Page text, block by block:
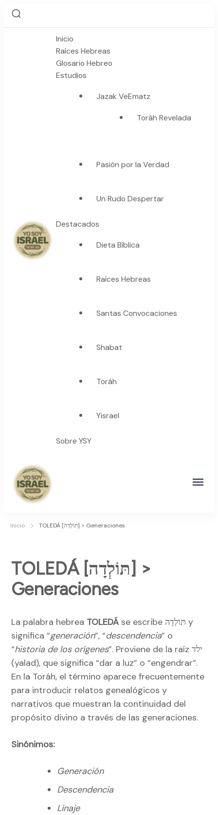
"La suma de tu palabra, es verdad"
Inicio
Raíces Hebreas
Glosario Hebreo
Estudios
Jazak VeEmatz
Toráh Revelada
Pasión por la Verdad
Un Rudo Despertar
Destacados
Dieta Bíblica
Raíces Hebreas
Santas Convocaciones
Shabat
Toráh
Yisrael
Sobre YSY
"La suma de tu palabra, es verdad"
Inicio TOLEDÁ [תּוֹלְדָה] > Generaciones
TOLEDÁ [תּוֹלְדָה] >
Generaciones
La palabra hebrea TOLEDÁ se escribe תּוֹלְדָה y
significa “generación”, “descendencia” o
“historia de los orígenes”. Proviene de la raíz ילד
(yalad), que significa “dar a luz” o “engendrar”.
En la Toráh, el término aparece frecuentemente
para introducir relatos genealógicos y
narrativos que muestran la continuidad del
propósito divino a través de las generaciones.
Sinónimos:
Generación
Descendencia
Linaje